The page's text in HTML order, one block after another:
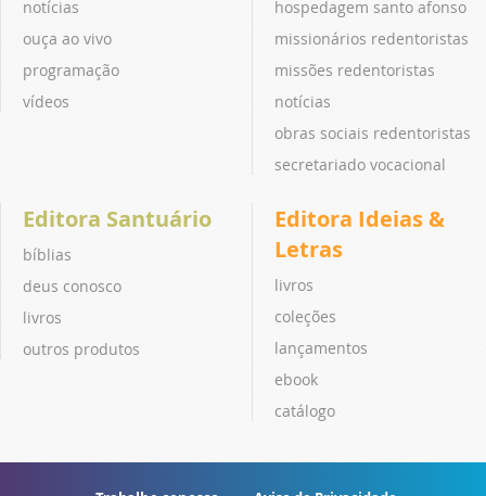
notícias
ouça ao vivo
programação
vídeos
hospedagem santo afonso
missionários redentoristas
missões redentoristas
notícias
obras sociais redentoristas
secretariado vocacional
Editora Santuário
bíblias
deus conosco
livros
outros produtos
Editora Ideias &
Letras
livros
coleções
lançamentos
ebook
catálogo